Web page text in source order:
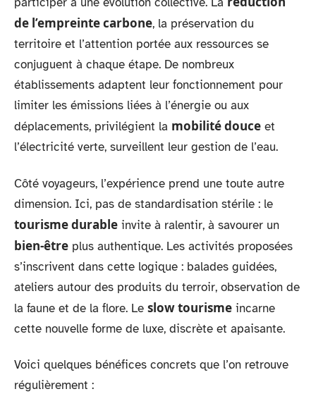
de l’empreinte carbone, la préservation du
territoire et l’attention portée aux ressources se
conjuguent à chaque étape. De nombreux
établissements adaptent leur fonctionnement pour
limiter les émissions liées à l’énergie ou aux
déplacements, privilégient la mobilité douce et
l’électricité verte, surveillent leur gestion de l’eau.
Côté voyageurs, l’expérience prend une toute autre
dimension. Ici, pas de standardisation stérile : le
tourisme durable invite à ralentir, à savourer un
bien-être plus authentique. Les activités proposées
s’inscrivent dans cette logique : balades guidées,
ateliers autour des produits du terroir, observation de
la faune et de la flore. Le slow tourisme incarne
cette nouvelle forme de luxe, discrète et apaisante.
Voici quelques bénéfices concrets que l’on retrouve
régulièrement :